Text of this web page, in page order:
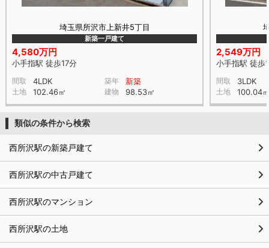
埼玉県所沢市上新井5丁目
新築一戸建て
4,580万円
小手指駅 徒歩17分
間取 4LDK 築年 新築
土地 102.46㎡ 建物 98.53㎡
2,549万円
小手指駅 徒歩
間取 3LDK
土地 100.04
類似の条件から検索
西所沢駅の新築戸建て
西所沢駅の中古戸建て
西所沢駅のマンション
西所沢駅の土地